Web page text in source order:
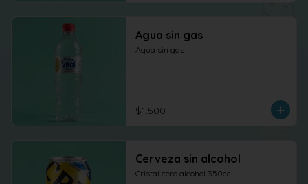
Agua sin gas
Agua sin gas
$1.500
Cerveza sin alcohol
Cristal cero alcohol 350cc